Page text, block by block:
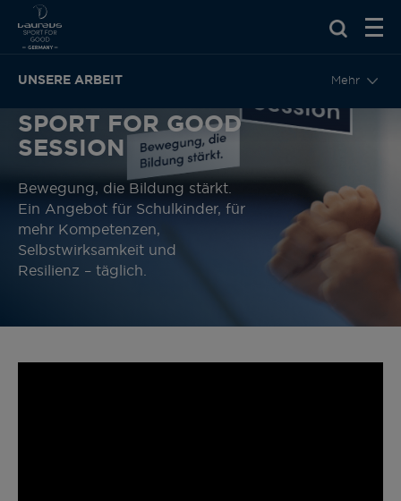
UNSERE ARBEIT Mehr
SPORT FOR GOOD
SESSION
Bewegung, die Bildung stärkt.
Ein Angebot für Schulkinder, für
mehr Kompetenzen,
Selbstwirksamkeit und
Resilienz – täglich.